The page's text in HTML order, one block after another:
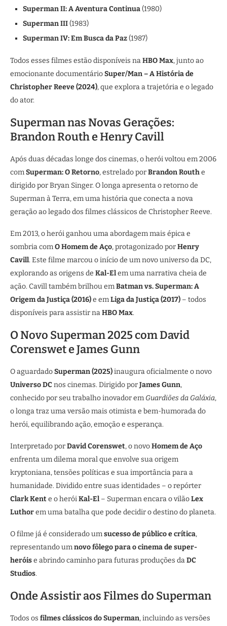
Superman II: A Aventura Continua(1980)
Superman III(1983)
Superman IV: Em Busca da Paz(1987)
Todos esses filmes estão disponíveis naHBO Max, junto ao
emocionante documentárioSuper/Man – A História de
Christopher Reeve (2024), que explora a trajetória e o legado
do ator.
Superman nas Novas Gerações:
Brandon Routh e Henry Cavill
Após duas décadas longe dos cinemas, o herói voltou em 2006
comSuperman: O Retorno, estrelado porBrandon Routhe
dirigido por Bryan Singer. O longa apresenta o retorno de
Superman à Terra, em uma história que conecta a nova
geração ao legado dos filmes clássicos de Christopher Reeve.
Em 2013, o herói ganhou uma abordagem mais épica e
sombria comO Homem de Aço, protagonizado porHenry
Cavill. Este filme marcou o início de um novo universo da DC,
explorando as origens de Kal-Elem uma narrativa cheia de
ação. Cavill também brilhou emBatman vs. Superman: A
Origem da Justiça (2016)e emLiga da Justiça (2017) – todos
disponíveis para assistir naHBO Max.
O Novo Superman 2025 com David
Corenswet e James Gunn
O aguardadoSuperman (2025)inaugura oficialmente o novo
Universo DCnos cinemas. Dirigido porJames Gunn,
conhecido por seu trabalho inovador em Guardiões da Galáxia,
o longa traz uma versão mais otimista e bem-humorada do
herói, equilibrando ação, emoção e esperança.
Interpretado porDavid Corenswet, o novoHomem de Aço
enfrenta um dilema moral que envolve sua origem
kryptoniana, tensões políticas e sua importância para a
humanidade. Dividido entre suas identidades – o repórter
Clark Kente o heróiKal-El – Superman encara o vilãoLex
Luthorem uma batalha que pode decidir o destino do planeta.
O filme já é considerado umsucesso de público e crítica,
representando umnovo fôlego para o cinema de super-
heróise abrindo caminho para futuras produções daDC
Studios.
Onde Assistir aos Filmes do Superman
Todos os filmes clássicos do Superman, incluindo as versões